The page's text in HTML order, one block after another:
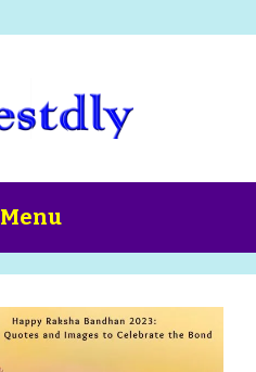
Menu